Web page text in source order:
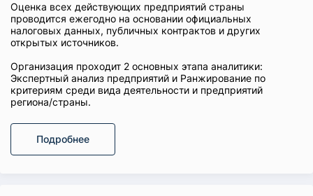
Оценка всех действующих предприятий страны
проводится ежегодно на основании официальных
налоговых данных, публичных контрактов и других
открытых источников.
Организация проходит 2 основных этапа аналитики:
Экспертный анализ предприятий и Ранжирование по
критериям среди вида деятельности и предприятий
региона/страны.
Подробнее